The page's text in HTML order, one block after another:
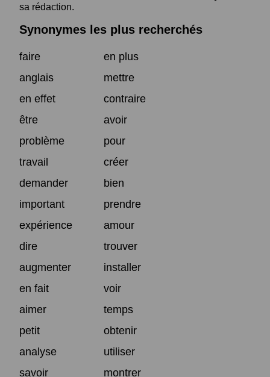
sa rédaction.
Synonymes les plus recherchés
faire
en plus
anglais
mettre
en effet
contraire
être
avoir
problème
pour
travail
créer
demander
bien
important
prendre
expérience
amour
dire
trouver
augmenter
installer
en fait
voir
aimer
temps
petit
obtenir
analyse
utiliser
savoir
montrer